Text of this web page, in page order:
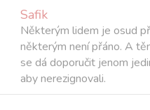
Safik
Některým lidem je osud
některým není přáno. A
se dá doporučit jenom
aby nerezignovali.